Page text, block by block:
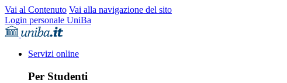
Vai al Contenuto Vai alla navigazione del sito
Login personale UniBa
Servizi online
Per Studenti